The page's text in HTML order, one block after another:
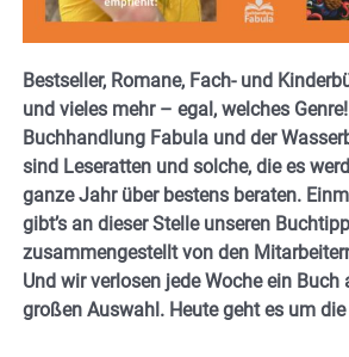
Bestseller, Romane, Fach- und
und vieles mehr – egal, welches
Buchhandlung Fabula und der
sind Leseratten und solche, die es
ganze Jahr über bestens beraten.
gibt’s an dieser Stelle unseren
zusammengestellt von den
Und wir verlosen jede Woche ein Buch
großen Auswahl. Heute geht es um die